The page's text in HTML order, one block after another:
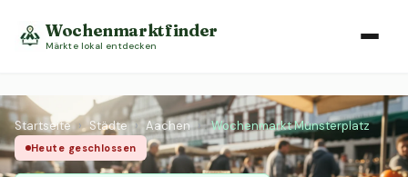
Wochenmarktfinder
Märkte lokal entdecken
Startseite › Städte › Aachen › Wochenmarkt Münsterplatz
Heute geschlossen